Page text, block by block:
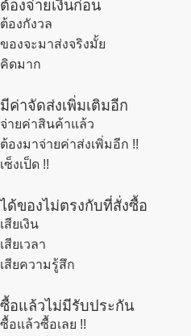
ต้องจ่ายเงินก่อน
ต้องกังวล
ของจะมาส่งจริงมั้ย
คิดมาก
มีค่าจัดส่งเพิ่มเติมอีก
จ่ายค่าสินค้าแล้ว
ต้องมาจ่ายค่าส่งเพิ่มอีก !!
เซ็งเป็ด !!
ได้ของไม่ตรงกับที่สั่งซื้อ
เสียเงิน
เสียเวลา
เสียความรู้สึก
ซื้อแล้วไม่มีรับประกัน
ซื้อแล้วซื้อเลย !!